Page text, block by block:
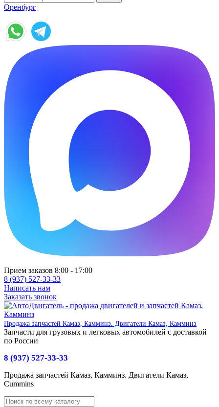
Оренбург
Прием заказов 8:00 - 17:00
8 (937) 527-33-33
Написать нам
Заказать звонок
Продажа запчастей Камаз, Камминз. Двигатели Камаз, Камминз
Запчасти для грузовых и легковых автомобилей с доставкой
по России
8 (937) 527-33-33
Продажа запчастей Камаз, Камминз. Двигатели Камаз,
Cummins